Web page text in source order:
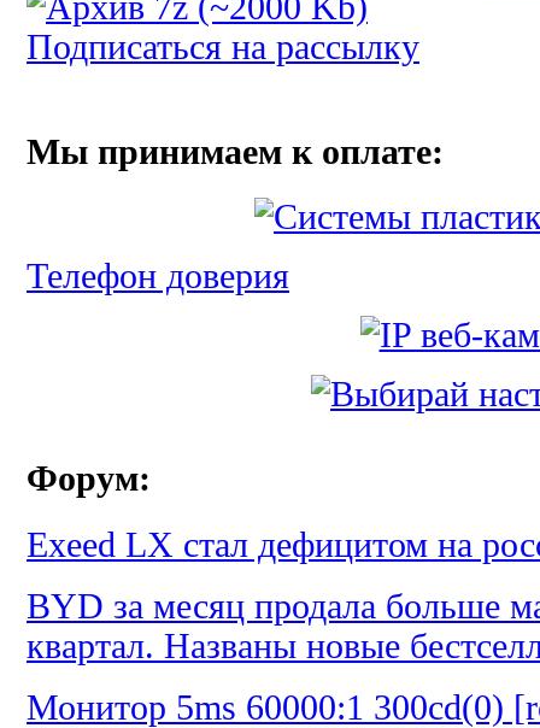
Подписаться на рассылку
Мы принимаем к оплате:
Телефон доверия
Форум:
Exeed LX стал дефицитом на
BYD за месяц продала больше
квартал. Названы новые
Монитор 5ms 60000:1 300cd(0)